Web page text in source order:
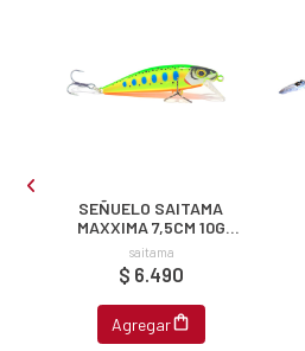
JUGAR
SEÑUELO SAITAMA
MAXXIMA 7,5CM 10G
SINKING
saitama
$ 6.490
Agregar